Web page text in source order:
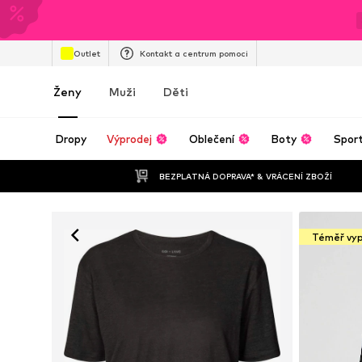
Outlet Kontakt a centrum pomoci
Ženy Muži Děti
Dropy Výprodej Oblečení Boty Sport
BEZPLATNÁ DOPRAVA* & VRÁCENÍ ZBOŽÍ
Téměř